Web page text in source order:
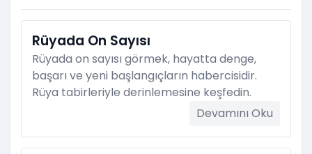
Rüyada On Sayısı
Rüyada on sayısı görmek, hayatta denge,
başarı ve yeni başlangıçların habercisidir.
Rüya tabirleriyle derinlemesine keşfedin.
Devamını Oku